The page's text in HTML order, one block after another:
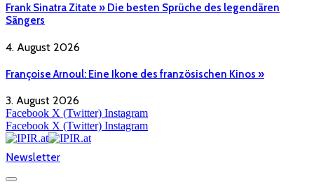
Frank Sinatra Zitate » Die besten Sprüche des legendären
Sängers
4. August 2026
Françoise Arnoul: Eine Ikone des französischen Kinos »
3. August 2026
Facebook X (Twitter) Instagram
Facebook X (Twitter) Instagram
Newsletter